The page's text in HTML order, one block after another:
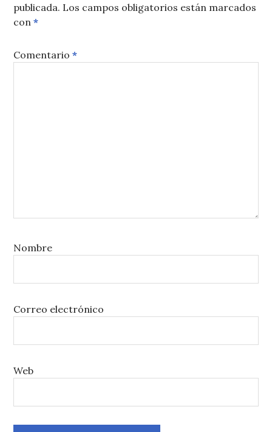
publicada. Los campos obligatorios están marcados
con*
Comentario*
Nombre
Correo electrónico
Web